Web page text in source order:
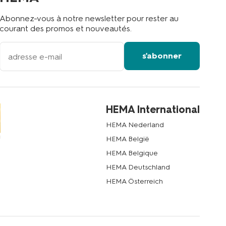
Abonnez-vous à notre newsletter pour rester au
courant des promos et nouveautés.
votre
adresse
s'abonner
HEMA International
HEMA Nederland
HEMA België
HEMA Belgique
HEMA Deutschland
HEMA Österreich